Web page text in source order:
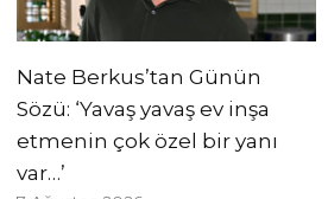
Nate Berkus’tan Günün
Sözü: ‘Yavaş yavaş ev inşa
etmenin çok özel bir yanı
var…’